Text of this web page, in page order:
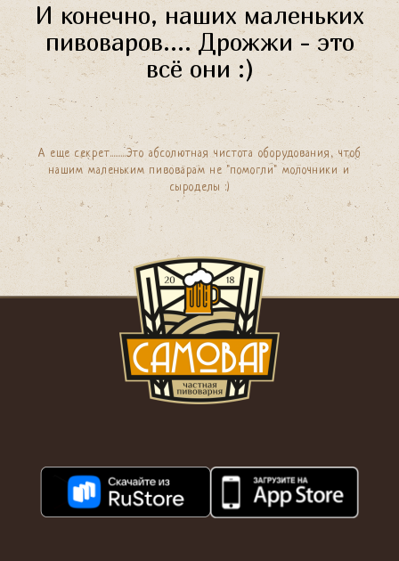
И конечно, наших маленьких
пивоваров.... Дрожжи - это
всё они :)
А еще секрет.........Это абсолютная чистота оборудования, чтоб
нашим маленьким пивоварам не "помогли" молочники и
сыроделы :)